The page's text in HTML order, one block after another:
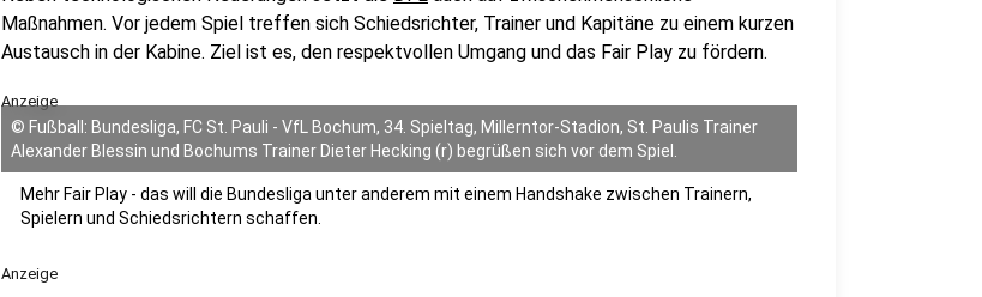
Maßnahmen. Vor jedem Spiel treffen sich Schiedsrichter, Trainer und Kapitäne zu einem kurzen
Austausch in der Kabine. Ziel ist es, den respektvollen Umgang und das Fair Play zu fördern.
Anzeige
© Fußball: Bundesliga, FC St. Pauli - VfL Bochum, 34. Spieltag, Millerntor-Stadion, St. Paulis Trainer
Alexander Blessin und Bochums Trainer Dieter Hecking (r) begrüßen sich vor dem Spiel.
Mehr Fair Play - das will die Bundesliga unter anderem mit einem Handshake zwischen Trainern,
Spielern und Schiedsrichtern schaffen.
Anzeige